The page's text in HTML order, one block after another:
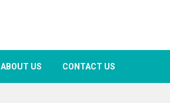
ABOUT US CONTACT US